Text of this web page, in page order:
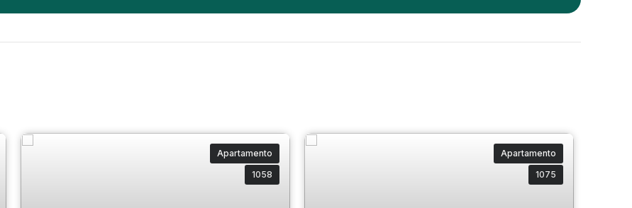
Apartamento
1058
Apartamento
1075